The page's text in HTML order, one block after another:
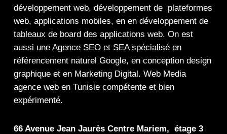
développement web, développement de plateformes
web, applications mobiles, en en développement de
tableaux de boarddes applications web. On est
aussi une Agence SEOet SEAspécialisé en
référencement naturel Google, en conception design
graphiqueet en Marketing Digital. Web Media
agence web en Tunisie compétente et bien
expérimenté.
66 Avenue Jean Jaurès Centre Mariem, étage 3